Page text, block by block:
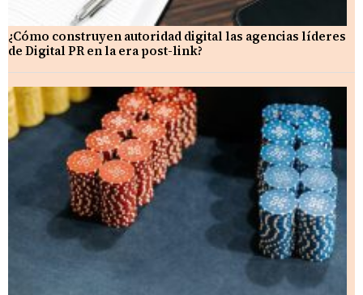
¿Cómo construyen autoridad digital las agencias líderes
de Digital PR en la era post-link?